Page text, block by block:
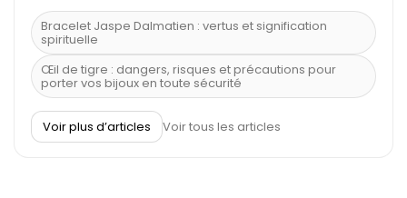
Bracelet Jaspe Dalmatien : vertus et signification
spirituelle
Œil de tigre : dangers, risques et précautions pour
porter vos bijoux en toute sécurité
À quel poignet porter un bracelet de pierre
Découvrez le scorpion et ses pierres
Voir plus d’articles Voir tous les articles